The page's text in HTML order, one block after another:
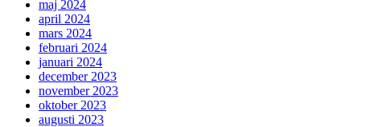
maj 2024
april 2024
mars 2024
februari 2024
januari 2024
december 2023
november 2023
oktober 2023
augusti 2023